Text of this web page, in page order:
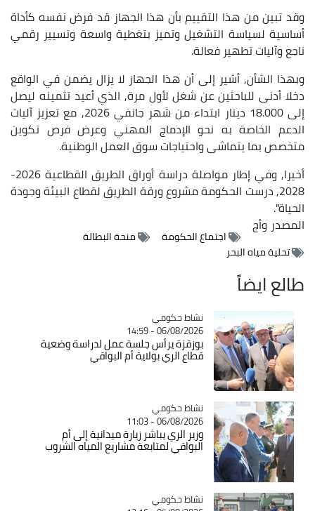
وقد تبين من هذا التقييم بأن هذا الجهاز قد فرض نفسه كأداة
أساسية لسياسة التشغيل وتميز بتغطية واسعة وتسيير رقمي
ناجع وآليات تطهير فعالة.
وبهذا الشأن, أشير إلى أن هذا الجهاز لا يزال يضمن في الواقع
دخلا أدنى للباحثين عن شغل لأول مرة, الذي أعيد تثمينه ليصل
إلى 18.000 دينار ابتداء من شهر جانفي 2026, مع تعزيز آليات
الدعم الخاصة به نحو الإدماج المهني وعرض فرص تكوين
متخصص بما يتماشى واحتياجات سوق العمل الوطنية.
أخيرا, وفي إطار مواصلة دراسة أوراق الطريق القطاعية 2026-
2028, درست الحكومة مشروع ورقة الطريق لقطاع البيئة وجودة
الحياة".
المصدروأج
اجتماع الحكومة
منحة البطالة
تحلية مياه البحر
طالع ايضاً
Catégorie
نشاط حكومي
06/08/2026 - 14:59
بوزقزة يرأس جلسة عمل لدراسة وضعية
قطاع الري بولاية أم البواقي
Catégorie
نشاط حكومي
06/08/2026 - 11:03
وزير الري يباشر زيارة ميدانية إلى أم
البواقي لمتابعة مشاريع المياه الشروب
Catégorie
نشاط حكومي